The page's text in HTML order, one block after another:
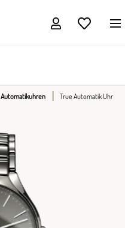
Automatikuhren True Automatik Uhr